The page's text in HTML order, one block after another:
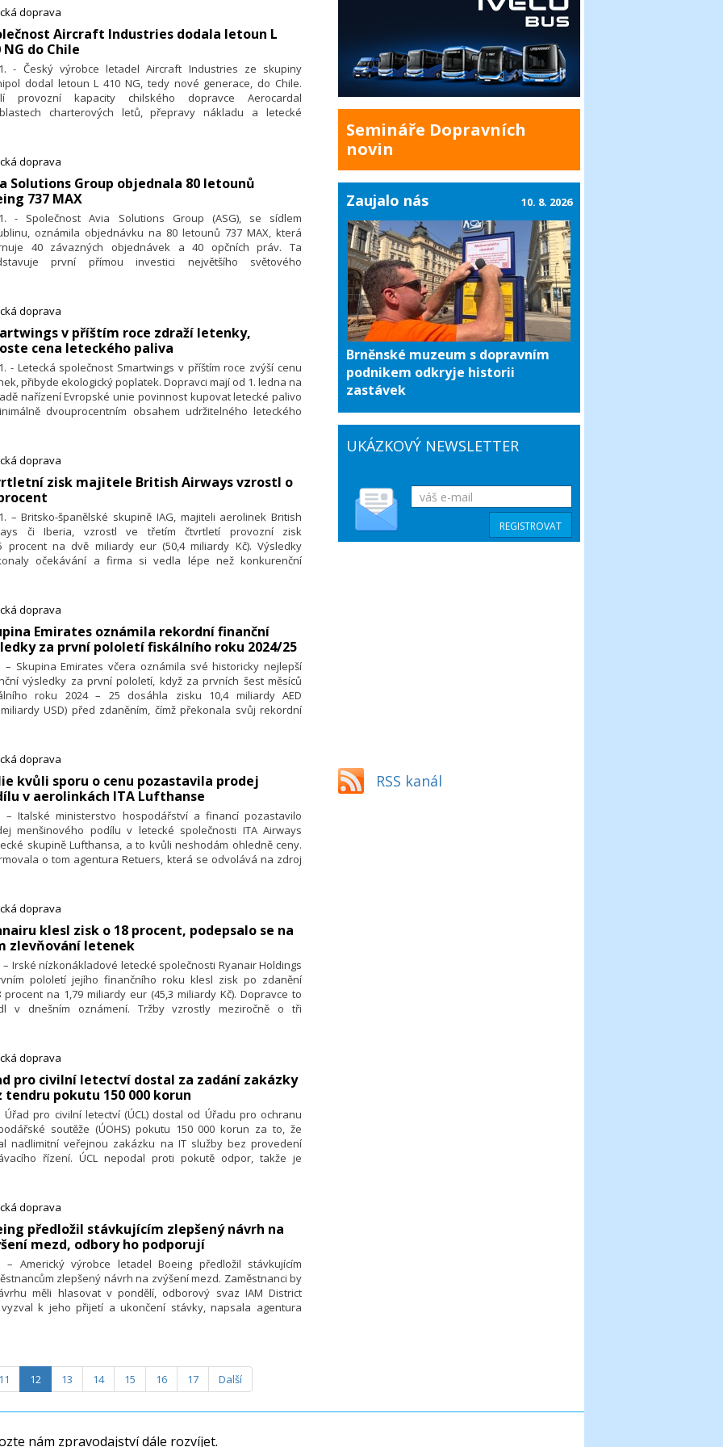
doprava
Aircraft Industries dodala letoun L
NG do Chile
- Český výrobce letadel Aircraft Industries ze skupiny
dodal letoun L 410 NG, tedy nové generace, do Chile.
provozní kapacity chilského dopravce Aerocardal
charterových letů, přepravy nákladu a letecké
Finanční podmínky obchodu podnik
doprava
Solutions Group objednala 80 letounů
737 MAX
- Společnost Avia Solutions Group (ASG), se sídlem
oznámila objednávku na 80 letounů 737 MAX, která
40 závazných objednávek a 40 opčních práv. Ta
první přímou investici největšího světového
rozšiřovat kapacity a uspokojit rostoucí globální poptávku po
letadlech během sezónních vrcholů.
doprava
v příštím roce zdraží letenky,
cena leteckého paliva
- Letecká společnost Smartwings v příštím roce zvýší cenu
přibyde ekologický poplatek. Dopravci mají od 1. ledna na
nařízení Evropské unie povinnost kupovat letecké palivo
dvouprocentním obsahem udržitelného leteckého
15 eur (o 75 korun až 378 korun) za jednosměrnou letenku.
to řekla mluvčí dopravce Smartwings Vladimíra Dufková.
doprava
zisk majitele British Airways vzrostl o
– Britsko-španělské skupině IAG, majiteli aerolinek British
či Iberia, vzrostl ve třetím čtvrtletí provozní zisk
procent na dvě miliardy eur (50,4 miliardy Kč). Výsledky
očekávání a firma si vedla lépe než konkurenční
doprava
Emirates oznámila rekordní finanční
za první pololetí fiskálního roku 2024/25
– Skupina Emirates včera oznámila své historicky nejlepší
výsledky za první pololetí, když za prvních šest měsíců
roku 2024 – 25 dosáhla zisku 10,4 miliardy AED
USD) před zdaněním, čímž překonala svůj rekordní
doprava
kvůli sporu o cenu pozastavila prodej
v aerolinkách ITA Lufthanse
– Italské ministerstvo hospodářství a financí pozastavilo
menšinového podílu v letecké společnosti ITA Airways
skupině Lufthansa, a to kvůli neshodám ohledně ceny.
o tom agentura Retuers, která se odvolává na zdroj
milionů eur. Hodnota transakce měla původně činit
eur (8,2 miliardy Kč).
doprava
klesl zisk o 18 procent, podepsalo se na
zlevňování letenek
– Irské nízkonákladové letecké společnosti Ryanair Holdings
pololetí jejího finančního roku klesl zisk po zdanění
procent na 1,79 miliardy eur (45,3 miliardy Kč). Dopravce to
v dnešním oznámení. Tržby vzrostly meziročně o tři
skončilo v září.
doprava
pro civilní letectví dostal za zadání zakázky
tendru pokutu 150 000 korun
Úřad pro civilní letectví (ÚCL) dostal od Úřadu pro ochranu
soutěže (ÚOHS) pokutu 150 000 korun za to, že
nadlimitní veřejnou zakázku na IT služby bez provedení
řízení. ÚCL nepodal proti pokutě odpor, takže je
doprava
předložil stávkujícím zlepšený návrh na
mezd, odbory ho podporují
– Americký výrobce letadel Boeing předložil stávkujícím
zlepšený návrh na zvýšení mezd. Zaměstnanci by
měli hlasovat v pondělí, odborový svaz IAM District
k jeho přijetí a ukončení stávky, napsala agentura
procent a podle druhého o 35 procent. První návrh v září
téměř 95 procent zaměstnanců, proti druhému návrhu se
týden postavilo zhruba 64 procent zaměstnanců.
11 12 13 14 15 16 17 Další
Semináře Dopravních
novin
Zaujalo nás
Brněnské muzeum s dopravním
podnikem odkryje historii
zastávek
10. 8. 2026
UKÁZKOVÝ NEWSLETTER
RSS kanál
nám zpravodajství dále rozvíjet.